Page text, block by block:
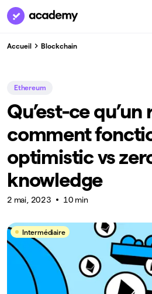
Accueil Blockchain
Ethereum
Qu’est-ce
comment
optimistic vs
knowledge
2 mai, 2023 10 min
Intermédiaire